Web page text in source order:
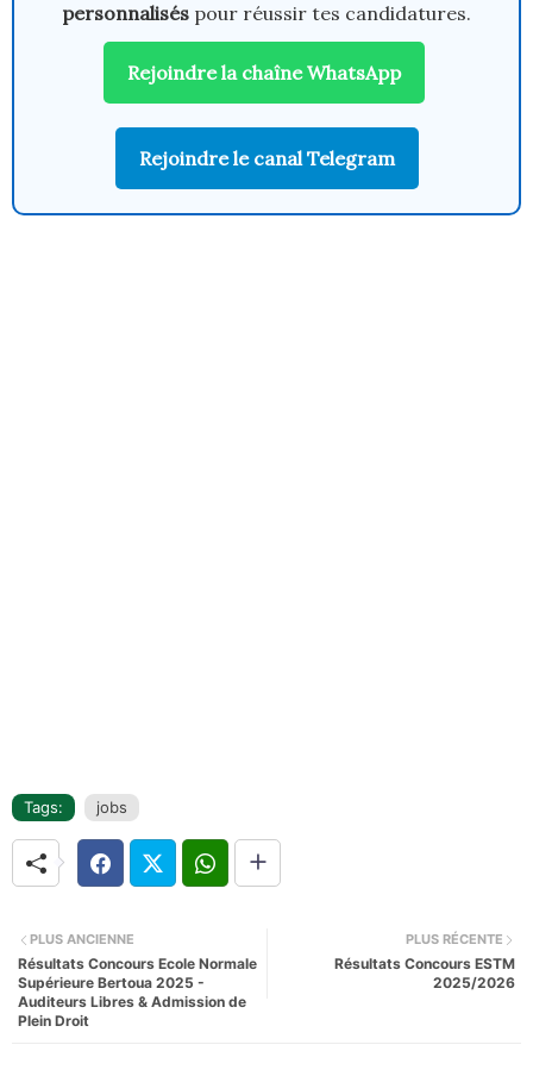
personnalisés pour réussir tes candidatures.
Rejoindre la chaîne WhatsApp
Rejoindre le canal Telegram
Tags: jobs
PLUS RÉCENTE
Résultats Concours ESTM
2025/2026
PLUS ANCIENNE
Résultats Concours Ecole Normale
Supérieure Bertoua 2025 -
Auditeurs Libres & Admission de
Plein Droit